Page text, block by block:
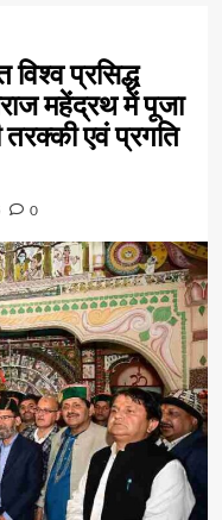
प्रसिद्ध
महेंद्रथ में पूजा
एवं प्रगति
0